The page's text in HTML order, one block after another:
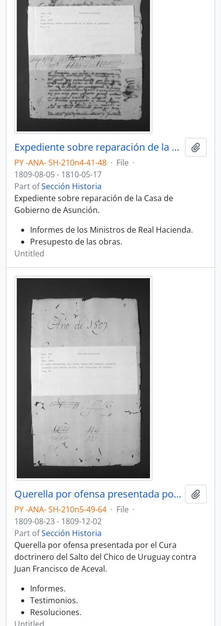
Expediente sobre reparación de la Casa de Gobierno de Asunción.
PY -ANA- SH-210n4-41-48 · File ·
1809-08-05 - 1810-05-17
Part ofSección Historia
Expediente sobre reparación de la Casa de
Gobierno de Asunción.
Informes de los Ministros de Real Hacienda.
Presupesto de las obras.
Untitled
Querella por ofensa presentada por el Cura doctrinero del Salto del Chico de Uruguay contra Juan Francisco de Aceval.
PY -ANA- SH-210n5-49-64 · File ·
1809-08-23 - 1809-12-02
Part ofSección Historia
Querella por ofensa presentada por el Cura
doctrinero del Salto del Chico de Uruguay contra
Juan Francisco de Aceval.
Informes.
Testimonios.
Resoluciones.